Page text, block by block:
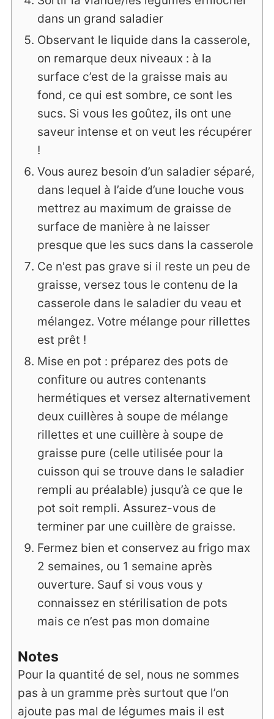
dans un grand saladier
Observant le liquide dans la casserole,
on remarque deux niveaux : à la
surface c’est de la graisse mais au
fond, ce qui est sombre, ce sont les
sucs. Si vous les goûtez, ils ont une
saveur intense et on veut les récupérer
!
Vous aurez besoin d’un saladier séparé,
dans lequel à l’aide d’une louche vous
mettrez au maximum de graisse de
surface de manière à ne laisser
presque que les sucs dans la casserole
Ce n'est pas grave si il reste un peu de
graisse, versez tous le contenu de la
casserole dans le saladier du veau et
mélangez. Votre mélange pour rillettes
est prêt !
Mise en pot : préparez des pots de
confiture ou autres contenants
hermétiques et versez alternativement
deux cuillères à soupe de mélange
rillettes et une cuillère à soupe de
graisse pure (celle utilisée pour la
cuisson qui se trouve dans le saladier
rempli au préalable) jusqu’à ce que le
pot soit rempli. Assurez-vous de
terminer par une cuillère de graisse.
Fermez bien et conservez au frigo max
2 semaines, ou 1 semaine après
ouverture. Sauf si vous vous y
connaissez en stérilisation de pots
mais ce n’est pas mon domaine
Notes
Pour la quantité de sel, nous ne sommes
pas à un gramme près surtout que l’on
ajoute pas mal de légumes mais il est